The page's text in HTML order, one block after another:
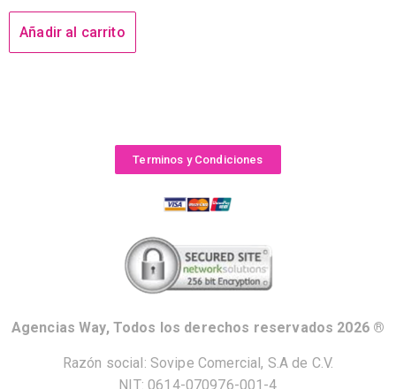
Añadir al carrito
Terminos y Condiciones
Agencias Way, Todos los derechos reservados 2026 ®
Razón social: Sovipe Comercial, S.A de C.V.
NIT: 0614-070976-001-4